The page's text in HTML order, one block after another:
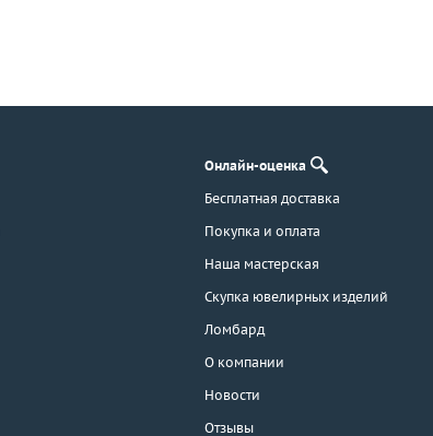
Онлайн-оценка
Бесплатная доставка
Покупка и оплата
Наша мастерская
Скупка ювелирных изделий
Ломбард
О компании
Новости
Отзывы